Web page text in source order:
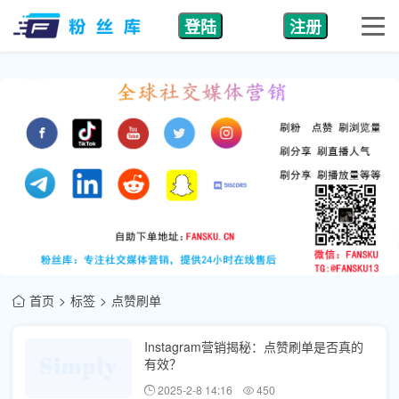
登陆 注册
首页 标签 点赞刷单
Instagram营销揭秘：点赞刷单是否真的
有效？
2025-2-8 14:16 450